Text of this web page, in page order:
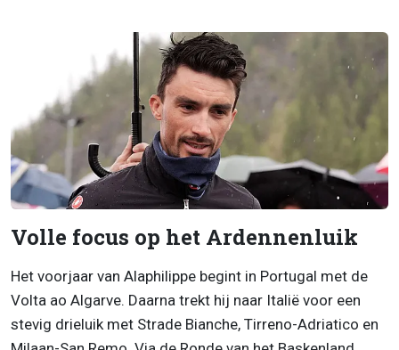
Volle focus op het Ardennenluik
Het voorjaar van Alaphilippe begint in Portugal met de
Volta ao Algarve. Daarna trekt hij naar Italië voor een
stevig drieluik met Strade Bianche, Tirreno-Adriatico en